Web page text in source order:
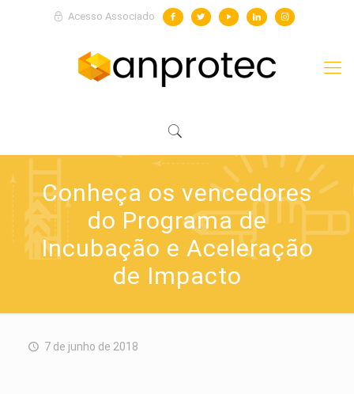
Acesso Associado
Conheça os vencedores
do Programa de
Incubação e Aceleração
de Impacto
7 de junho de 2018